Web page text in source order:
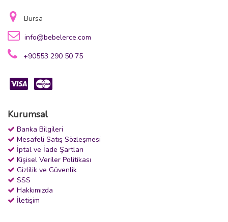
Bursa
info@bebelerce.com
+90553 290 50 75
Kurumsal
Banka Bilgileri
Mesafeli Satış Sözleşmesi
İptal ve İade Şartları
Kişisel Veriler Politikası
Gizlilik ve Güvenlik
SSS
Hakkımızda
İletişim